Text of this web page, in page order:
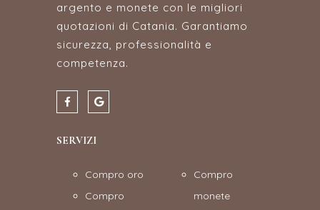
argento e monete con le migliori
quotazioni di Catania. Garantiamo
sicurezza, professionalità e
competenza.
SERVIZI
Compro oro
Compro
Compro
monete